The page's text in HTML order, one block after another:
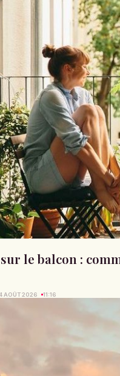
le balcon :
4 AOÛT 2026 11:16